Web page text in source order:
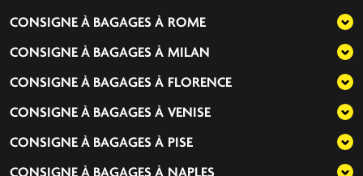
CONSIGNE À BAGAGES À ROME
CONSIGNE À BAGAGES À MILAN
CONSIGNE À BAGAGES À FLORENCE
CONSIGNE À BAGAGES À VENISE
CONSIGNE À BAGAGES À PISE
CONSIGNE À BAGAGES À NAPLES